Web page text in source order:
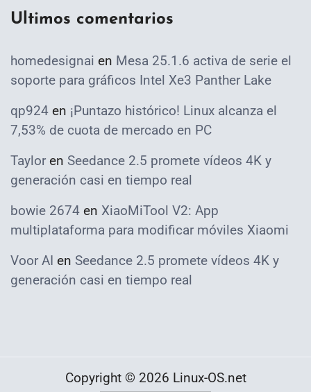
Ultimos comentarios
homedesignai en Mesa 25.1.6 activa de serie el
soporte para gráficos Intel Xe3 Panther Lake
qp924 en ¡Puntazo histórico! Linux alcanza el
7,53% de cuota de mercado en PC
Taylor en Seedance 2.5 promete vídeos 4K y
generación casi en tiempo real
bowie 2674 en XiaoMiTool V2: App
multiplataforma para modificar móviles Xiaomi
Voor AI en Seedance 2.5 promete vídeos 4K y
generación casi en tiempo real
Copyright © 2026 Linux-OS.net